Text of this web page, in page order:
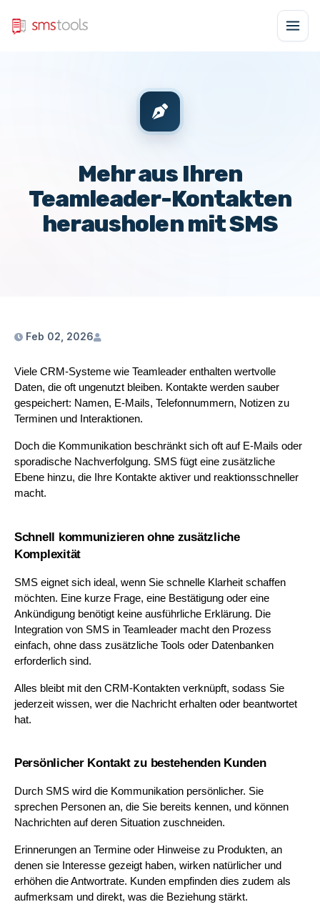
Mehr aus Ihren
Teamleader-Kontakten
herausholen mit SMS
Feb 02, 2026
Viele CRM-Systeme wie Teamleader enthalten wertvolle
Daten, die oft ungenutzt bleiben. Kontakte werden sauber
gespeichert: Namen, E-Mails, Telefonnummern, Notizen zu
Terminen und Interaktionen.
Doch die Kommunikation beschränkt sich oft auf E-Mails oder
sporadische Nachverfolgung. SMS fügt eine zusätzliche
Ebene hinzu, die Ihre Kontakte aktiver und reaktionsschneller
macht.
Schnell kommunizieren ohne zusätzliche
Komplexität
SMS eignet sich ideal, wenn Sie schnelle Klarheit schaffen
möchten. Eine kurze Frage, eine Bestätigung oder eine
Ankündigung benötigt keine ausführliche Erklärung. Die
Integration von SMS in Teamleader macht den Prozess
einfach, ohne dass zusätzliche Tools oder Datenbanken
erforderlich sind.
Alles bleibt mit den CRM-Kontakten verknüpft, sodass Sie
jederzeit wissen, wer die Nachricht erhalten oder beantwortet
hat.
Persönlicher Kontakt zu bestehenden Kunden
Durch SMS wird die Kommunikation persönlicher. Sie
sprechen Personen an, die Sie bereits kennen, und können
Nachrichten auf deren Situation zuschneiden.
Erinnerungen an Termine oder Hinweise zu Produkten, an
denen sie Interesse gezeigt haben, wirken natürlicher und
erhöhen die Antwortrate. Kunden empfinden dies zudem als
aufmerksam und direkt, was die Beziehung stärkt.